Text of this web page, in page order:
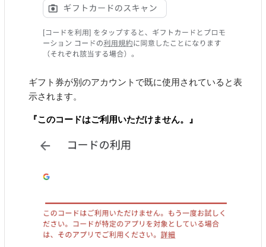
ギフト券が別のアカウントで既に使用されていると表
示されます。
『このコードはご利用いただけません。』